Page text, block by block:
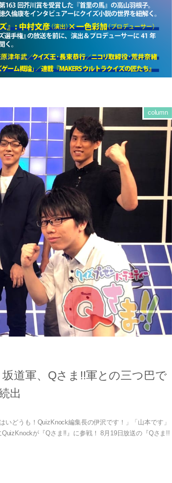
道軍、Qさま!!軍との三つ巴で
出
いどうも！QuizKnock編集長の伊沢です！」「山本です」
が『Qさま!!』に参戦！ 8月19日放送の『Qさま!!
column